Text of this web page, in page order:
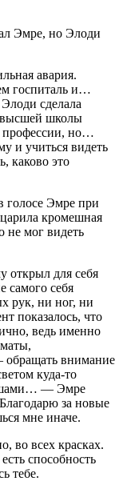
Эмре, но Элоди
авария.
госпиталь и…
сделала
высшей школы
профессии, но…
и учиться видеть
каково это
голосе Эмре при
кромешная
не мог видеть
открыл для себя
самого себя
рук, ни ног, ни
показалось, что
ведь именно
обращать внимание
куда-то
— Эмре
за новые
мне иначе.
во всех красках.
способность
тебе.